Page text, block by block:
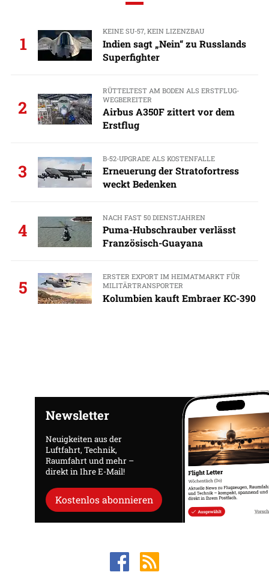
1
KEINE SU-57, KEIN LIZENZBAU
Indien sagt „Nein“ zu Russlands
Superfighter
2
RÜTTELTEST AM BODEN ALS ERSTFLUG-
WEGBEREITER
Airbus A350F zittert vor dem
Erstflug
3
B-52-UPGRADE ALS KOSTENFALLE
Erneuerung der Stratofortress
weckt Bedenken
4
NACH FAST 50 DIENSTJAHREN
Puma-Hubschrauber verlässt
Französisch-Guayana
5
ERSTER EXPORT IM HEIMATMARKT FÜR
MILITÄRTRANSPORTER
Kolumbien kauft Embraer KC-390
Newsletter
Neuigkeiten aus der
Luftfahrt, Technik,
Raumfahrt und mehr –
direkt in Ihre E-Mail!
Kostenlos abonnieren